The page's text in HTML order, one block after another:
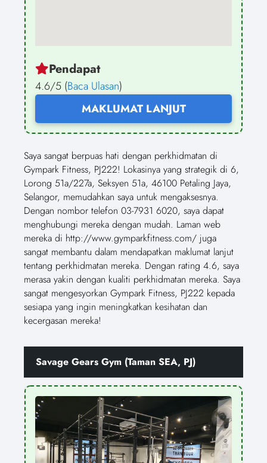
Pendapat
4.6/5 (Baca Ulasan)
MAKLUMAT LANJUT
Saya sangat berpuas hati dengan perkhidmatan di
Gympark Fitness, PJ222! Lokasinya yang strategik di 6,
Lorong 51a/227a, Seksyen 51a, 46100 Petaling Jaya,
Selangor, memudahkan saya untuk mengaksesnya.
Dengan nombor telefon 03-7931 6020, saya dapat
menghubungi mereka dengan mudah. Laman web
mereka di http://www.gymparkfitness.com/ juga
sangat membantu dalam mendapatkan maklumat lanjut
tentang perkhidmatan mereka. Dengan rating 4.6, saya
merasa yakin dengan kualiti perkhidmatan mereka. Saya
sangat mengesyorkan Gympark Fitness, PJ222 kepada
sesiapa yang ingin meningkatkan kesihatan dan
kecergasan mereka!
Savage Gears Gym (Taman SEA, PJ)